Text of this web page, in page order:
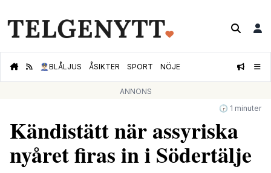
👮🏻‍♂️BLÅLJUS ÅSIKTER SPORT NÖJE
ANNONS
🕝 1 minuter
Kändistätt när assyriska
nyåret firas in i Södertälje